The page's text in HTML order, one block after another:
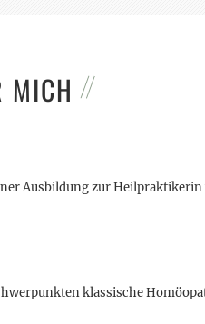
MICH
Ausbildung zur
klassische